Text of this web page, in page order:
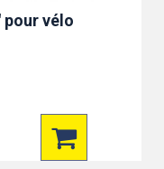
vélo